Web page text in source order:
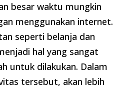
besar waktu mungkin
menggunakan internet.
seperti belanja dan
hal yang sangat
untuk dilakukan. Dalam
tersebut, akan lebih